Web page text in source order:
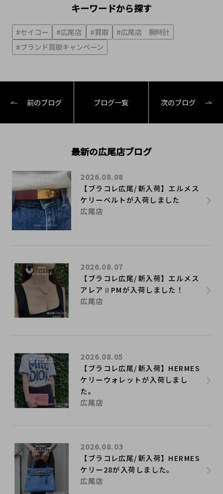
キーワードから探す
#セイコー #広尾店 #買取
#広尾店 腕時計
#ブランド買取キャンペーン
前のブログ ブログ一覧 次のブログ
最新の広尾店ブログ
【ブラコレ広尾/新入荷】エルメス
ケリーベルトが入荷しました
2026.08.08
広尾店
【ブラコレ広尾/新入荷】エルメス
アレアⅡPMが入荷しました！
2026.08.07
広尾店
【ブラコレ広尾/新入荷】HERMES
ケリーウォレットが入荷しまし
た。
2026.08.05
広尾店
【ブラコレ広尾/新入荷】HERMES
ケリー28が入荷しました。
2026.08.03
広尾店